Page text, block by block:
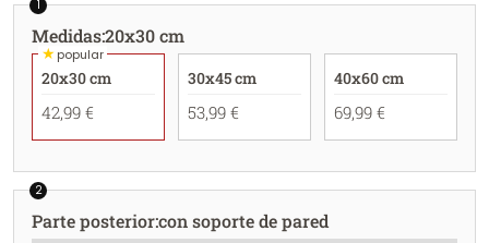
1
Medidas:20x30 cm
★popular
20x30 cm
42,99 €
30x45 cm
53,99 €
40x60 cm
69,99 €
2
Parte posterior:con soporte de pared